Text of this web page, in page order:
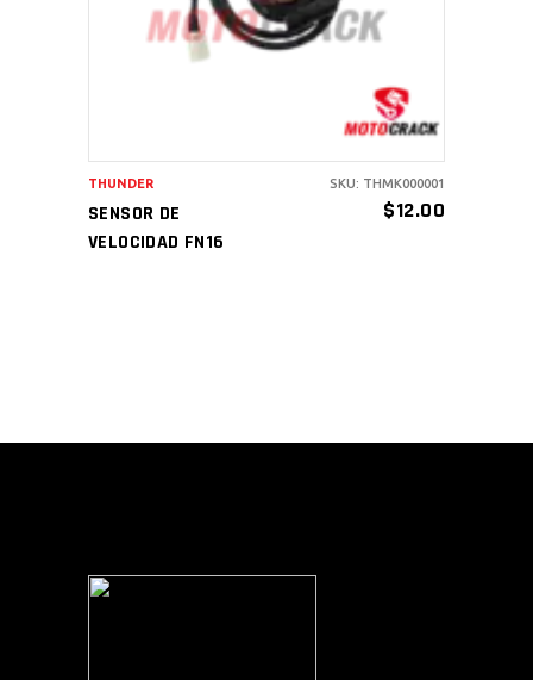
SENSOR DE
VELOCIDAD FN16
$12.00
THUNDER SKU: THMK000001